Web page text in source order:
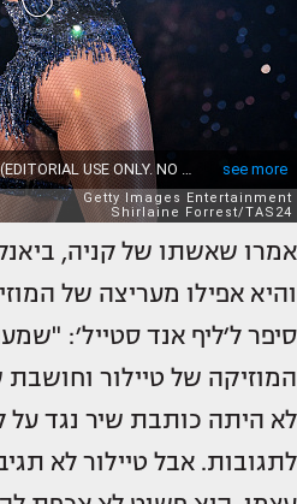
אמרו שאשתו של קניה,
והיא אפילו מעריצה של
סיפר ל׳ליף אנד סטייל׳:
המוזיקה של טיילור וחושבת
לא היתה כותבת שיר נגד על
לתגובות. אבל טיילור לא